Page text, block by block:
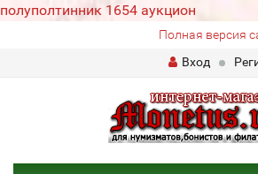
полуполтинник 1654 аукцион
Полная версия
Вход